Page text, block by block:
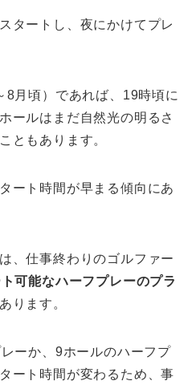
タートし、夜にかけてプレ
8月頃）であれば、19時頃に
ールはまだ自然光の明るさ
ともあります。
ート時間が早まる傾向にあ
、仕事終わりのゴルファー
可能なハーフプレーのプラ
ります。
ーか、9ホールのハーフプ
ート時間が変わるため、事